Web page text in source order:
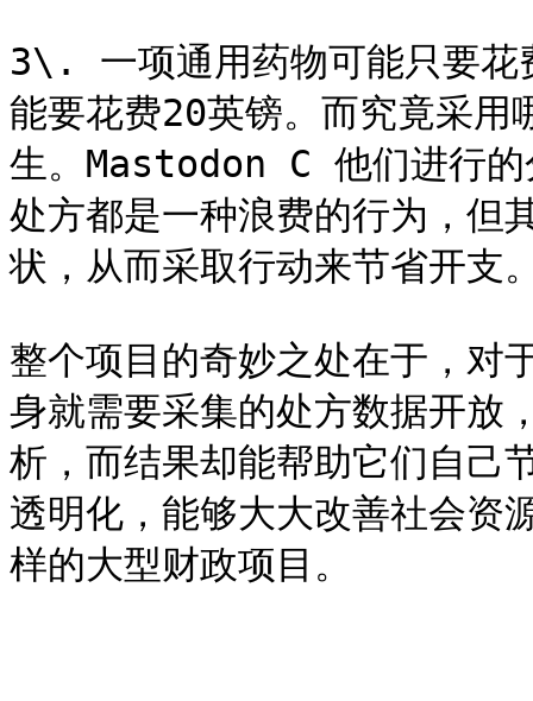
3\. 一项通用药物可能只要花
能要花费20英镑。而究竟采用
生。Mastodon C 他们进行的
处方都是一种浪费的行为，但
状，从而采取行动来节省开支
整个项目的奇妙之处在于，对
身就需要采集的处方数据开放
析，而结果却能帮助它们自己
透明化，能够大大改善社会资